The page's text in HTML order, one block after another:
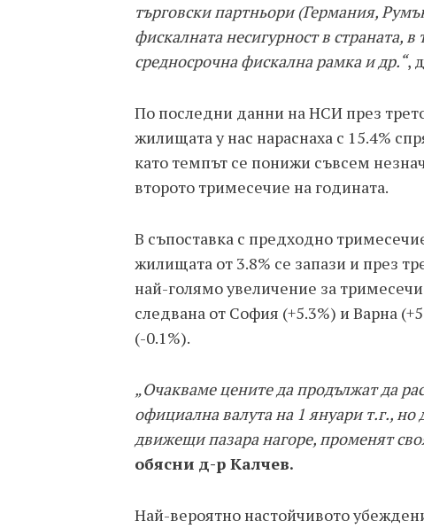
търговски партньори (Германия,
фискалната несигурност в страната,
средносрочна фискална рамка и др.“,
По последни данни на НСИ през
жилищата у нас нараснаха с 15.4%
като темпът се понижи съвсем
второто тримесечие на годината.
В съпоставка с предходно
жилищата от 3.8% се запази и през
най-голямо увеличение за
следвана от София (+5.3%) и Варна
(-0.1%).
„Очакваме цените да продължат да
официална валута на 1 януари т.г., но
движещи пазара нагоре, променят
обясни д-р Калчев.
Най-вероятно настойчивото